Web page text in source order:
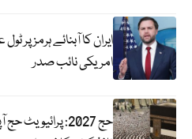
ایران کا آبنائے ہرمز پر
امریکی نائب صدر
حج 2027: